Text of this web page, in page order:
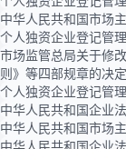
中华人民共和国市场
个人独资企业登记管
市场监管总局关于修
则》等四部规章的决定
个人独资企业登记管
中华人民共和国企业
中华人民共和国市场
中华人民共和国企业